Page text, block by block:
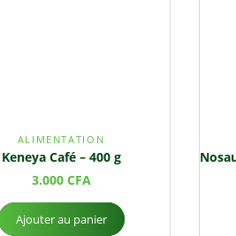
ALIMENTATION
Keneya Café – 400 g
3.000 CFA
Ajouter au panier